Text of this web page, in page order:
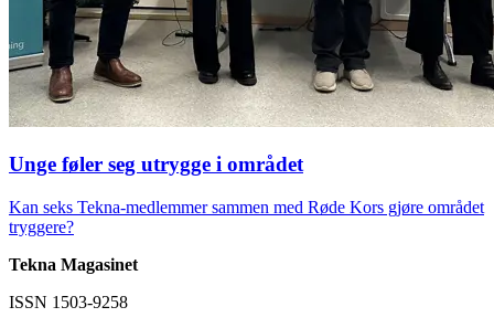
Unge føler seg utrygge i området
Kan seks Tekna-medlemmer sammen med Røde Kors gjøre området
tryggere?
Tekna Magasinet
ISSN 1503-9258